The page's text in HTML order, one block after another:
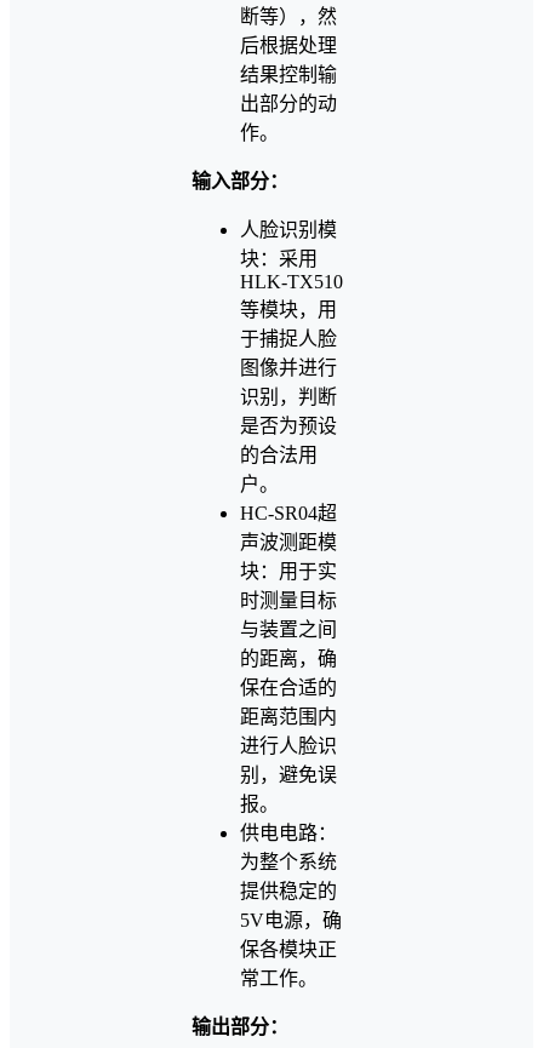
断等），然
后根据处理
结果控制输
出部分的动
作。
输入部分：
人脸识别模
块：采用
HLK-TX510
等模块，用
于捕捉人脸
图像并进行
识别，判断
是否为预设
的合法用
户。
HC-SR04超
声波测距模
块：用于实
时测量目标
与装置之间
的距离，确
保在合适的
距离范围内
进行人脸识
别，避免误
报。
供电电路：
为整个系统
提供稳定的
5V电源，确
保各模块正
常工作。
输出部分：